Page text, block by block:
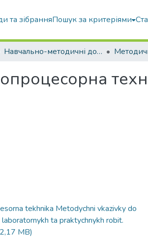
та зібранняПошук за критеріями
Навчально-методичні документи
tekhnika Metodychni vkazivky do
laboratornykh ta praktychnykh robit.
MB)